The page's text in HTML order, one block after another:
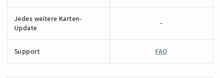
Jedes weitere Karten-
Update
-
Support FAQ